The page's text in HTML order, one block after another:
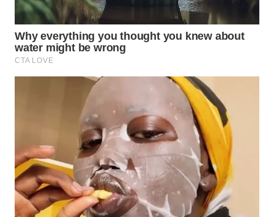
WN
LABUHANBATU
WN
TAPANULI
WN
TEBING
TINGGI